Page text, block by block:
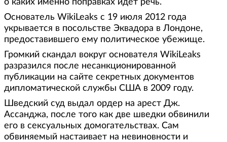
о каких именно поправках идет речь.
Основатель WikiLeaks с 19 июля 2012 года
укрывается в посольстве Эквадора в Лондоне,
предоставившего ему политическое убежище.
Громкий скандал вокруг основателя WikiLeaks
разразился после несанкционированной
публикации на сайте секретных документов
дипломатической службы США в 2009 году.
Шведский суд выдал ордер на арест Дж.
Ассанджа, после того как две шведки обвинили
его в сексуальных домогательствах. Сам
обвиняемый настаивает на невиновности и